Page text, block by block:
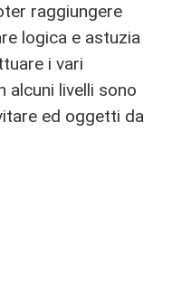
raggiungere
logica e astuzia
i vari
alcuni livelli sono
ed oggetti da